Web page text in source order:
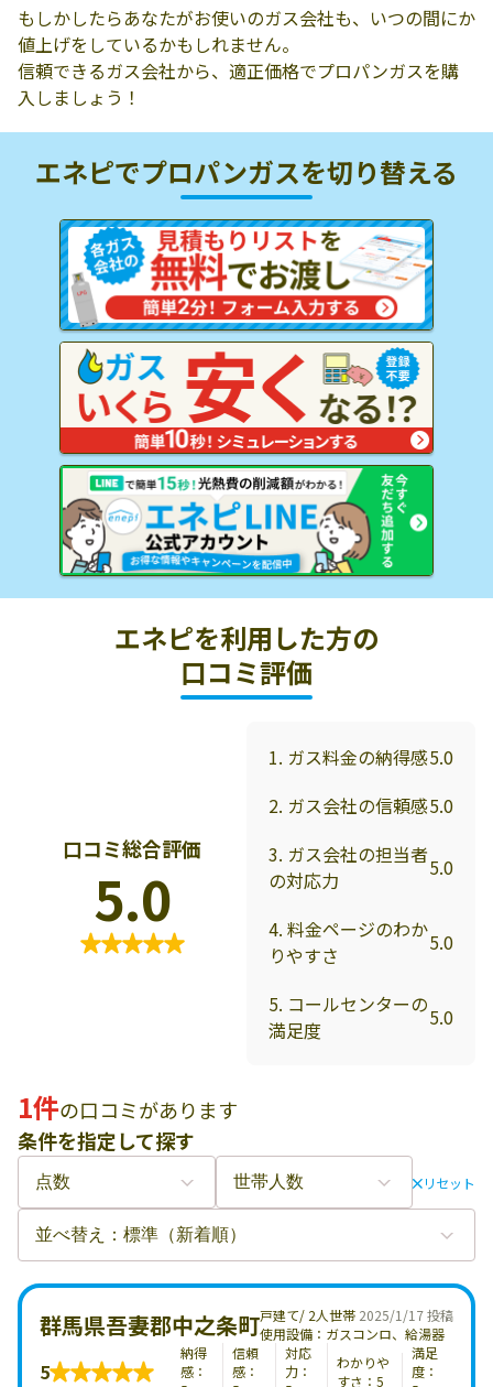
もしかしたらあなたがお使いのガス会社も、いつの間にか
値上げをしているかもしれません。
信頼できるガス会社から、適正価格でプロパンガスを購
入しましょう！
エネピでプロパンガスを切り替える
エネピを利用した方の
口コミ評価
口コミ総合評価
5.0
1. ガス料金の納得感5.0
2. ガス会社の信頼感5.0
3. ガス会社の担当者
の対応力
5.0
4. 料金ページのわか
りやすさ
5.0
5. コールセンターの
満足度
5.0
1件の口コミがあります
条件を指定して探す
リセット
2025/1/17 投稿
群馬県吾妻郡中之条町戸建て/ 2人世帯
使用設備：ガスコンロ、給湯器
5
納得
感：
信頼
感：
対応
力：
わかりや
すさ：5
満足
度：